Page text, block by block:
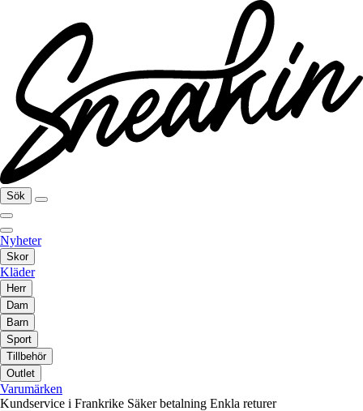
Sök
Nyheter
Skor
Kläder
Herr
Dam
Barn
Sport
Tillbehör
Outlet
Varumärken
Kundservice i Frankrike Säker betalning Enkla returer